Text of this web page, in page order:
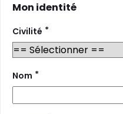
Mon identité
Civilité *
Nom *